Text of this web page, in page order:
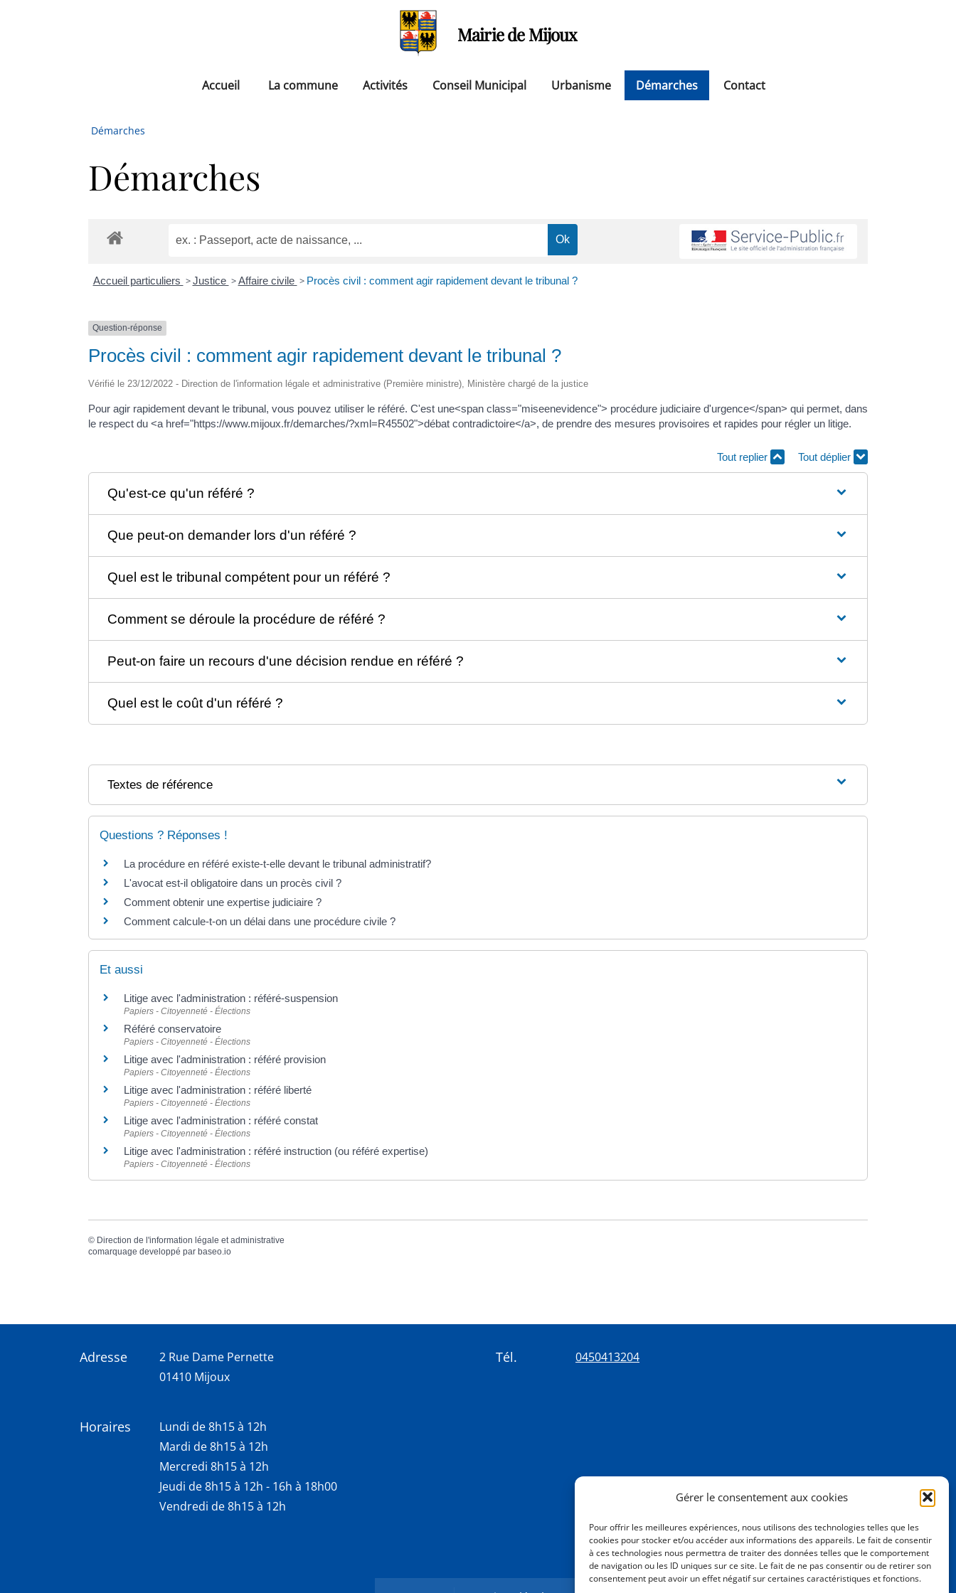
Gérer le consentement aux cookies
Pour offrir les meilleures expériences, nous utilisons des technologies telles que les
cookies pour stocker et/ou accéder aux informations des appareils. Le fait de consentir
à ces technologies nous permettra de traiter des données telles que le comportement
de navigation ou les ID uniques sur ce site. Le fait de ne pas consentir ou de retirer son
consentement peut avoir un effet négatif sur certaines caractéristiques et fonctions.
Mairie de Mijoux
Accueil La commune Activités Conseil Municipal Urbanisme Démarches Contact
Démarches
Démarches
Accueil particuliers > Justice > Affaire civile > Procès civil : comment agir rapidement devant le tribunal ?
Question-réponse
Procès civil : comment agir rapidement devant le tribunal ?
Vérifié le 23/12/2022 - Direction de l'information légale et administrative (Première ministre), Ministère chargé de la justice
Pour agir rapidement devant le tribunal, vous pouvez utiliser le référé. C'est une<span class="miseenevidence"> procédure judiciaire d'urgence</span> qui permet, dans
le respect du <a href="https://www.mijoux.fr/demarches/?xml=R45502">débat contradictoire</a>, de prendre des mesures provisoires et rapides pour régler un litige.
Tout replier Tout déplier
Qu'est-ce qu'un référé ?
Que peut-on demander lors d'un référé ?
Quel est le tribunal compétent pour un référé ?
Comment se déroule la procédure de référé ?
Peut-on faire un recours d'une décision rendue en référé ?
Quel est le coût d'un référé ?
Textes de référence
Questions ? Réponses !
La procédure en référé existe-t-elle devant le tribunal administratif?
L'avocat est-il obligatoire dans un procès civil ?
Comment obtenir une expertise judiciaire ?
Comment calcule-t-on un délai dans une procédure civile ?
Et aussi
Litige avec l'administration : référé-suspension
Papiers - Citoyenneté - Élections
Référé conservatoire
Papiers - Citoyenneté - Élections
Litige avec l'administration : référé provision
Papiers - Citoyenneté - Élections
Litige avec l'administration : référé liberté
Papiers - Citoyenneté - Élections
Litige avec l'administration : référé constat
Papiers - Citoyenneté - Élections
Litige avec l'administration : référé instruction (ou référé expertise)
Papiers - Citoyenneté - Élections
© Direction de l'information légale et administrative
comarquage developpé par baseo.io
Adresse
2 Rue Dame Pernette
01410 Mijoux
Horaires
Lundi de 8h15 à 12h
Mardi de 8h15 à 12h
Mercredi 8h15 à 12h
Jeudi de 8h15 à 12h - 16h à 18h00
Vendredi de 8h15 à 12h
Tél. 0450413204